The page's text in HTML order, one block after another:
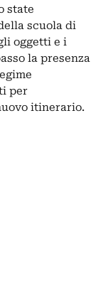
state
scuola di
oggetti e i
la presenza
per
itinerario.